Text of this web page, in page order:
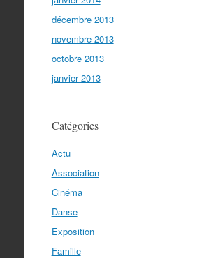
décembre 2013
novembre 2013
octobre 2013
janvier 2013
Catégories
Actu
Association
Cinéma
Danse
Exposition
Famille